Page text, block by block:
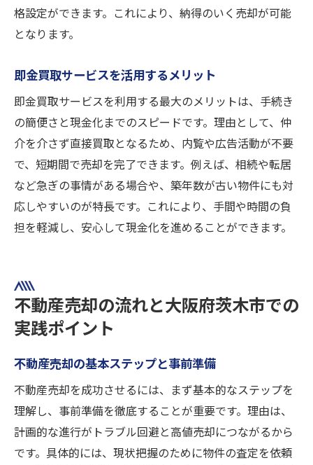
格設定ができます。これにより、納得のいく売却が可能
となります。
即金買取サービスを活用するメリット
即金買取サービスを利用する最大のメリットは、手続き
の簡便さと現金化までのスピードです。理由として、仲
介を介さず直接買取となるため、内覧や広告活動が不要
で、短期間で売却を完了できます。例えば、相続や転居
など急ぎの事情がある場合や、築年数が古い物件にも対
応しやすいのが特長です。これにより、手間や時間の負
担を軽減し、安心して現金化を進めることができます。
不動産売却の流れと大阪府茨木市での
実践ポイント
不動産売却の基本ステップと事前準備
不動産売却を成功させるには、まず基本的なステップを
理解し、事前準備を徹底することが重要です。理由は、
計画的な進行がトラブル回避と高値売却につながるから
です。具体的には、現状把握のために物件の査定を依頼